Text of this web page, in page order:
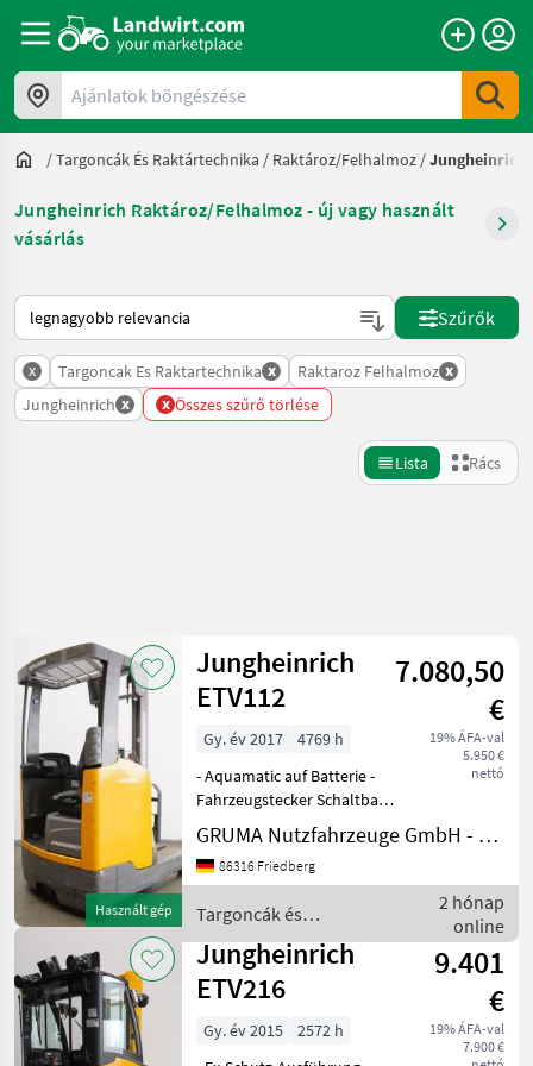
Ajánlatok böngészése
/Targoncák És Raktártechnika / Raktároz/Felhalmoz /Jungheinrich
Jungheinrich Raktároz/Felhalmoz - új vagy használt
vásárlás
Így van sorba rendezve a Landwirt.com-on
Szűrők
x Targoncak Es Raktartechnika x Raktaroz Felhalmoz x
Jungheinrich x x Összes szűrő törlése
Lista Rács
Kategória 4 Ország Szűrők
AKTUÁLIS
ÚTVONAL
Mezőgazdasági
gépek/eszközök
Targoncak Es
Raktartechnika
Raktaroz
Felhalmoz
Jungheinrich
KATEGÓRIA
KIVÁLASZTÁSA
Visszaállítás
2 eredmény
megjelenítése
Használt gép
Jungheinrich
ETV112
7.080,50
€
19% ÁFA-val
5.950 €
nettó
Gy. év 2017
4769 h
- Aquamatic auf Batterie -
Fahrzeugstecker Schaltbau
320A - seitlicher
Batteriewechsel ohne
Rollen - Fahrzeug:
Mast:
Einfachzusatzhydraulik
GRUMA Nutzfahrzeuge GmbH - Staplertechnik
86316 Friedberg
Targoncák és
raktártechnika /
Jungheinrich
2 hónap
online
Jungheinrich
ETV216
9.401
€
19% ÁFA-val
7.900 €
Gy. év 2015
2572 h